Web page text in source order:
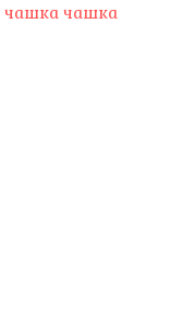
чашка чашка